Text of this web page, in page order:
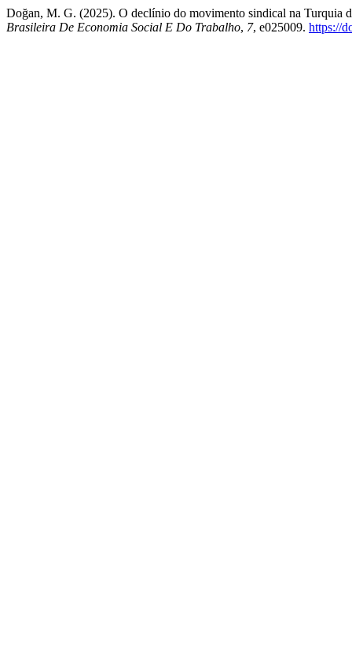
Doğan, M. G. (2025). O declínio do movimento sindical na Turquia
Brasileira De Economia Social E Do Trabalho, 7, e025009. https://